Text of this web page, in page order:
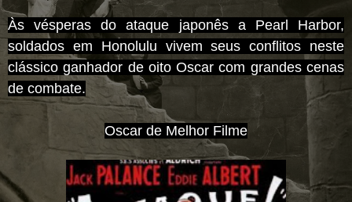
Às vésperas do ataque japonês a Pearl Harbor,
soldados em Honolulu vivem seus conflitos neste
clássico ganhador de oito Oscar com grandes cenas
de combate.
Oscar de Melhor Filme